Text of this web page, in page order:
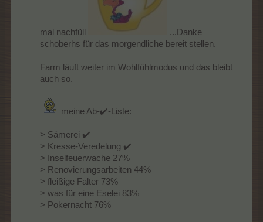
mal nachfüll
...Danke
schoberhs für das morgendliche bereit stellen.
Farm läuft weiter im Wohlfühlmodus und das bleibt
auch so.
meine Ab-✔️-Liste:
> Sämerei ✔️
> Kresse-Veredelung ✔️
> Inselfeuerwache 27%
> Renovierungsarbeiten 44%
> fleißige Falter 73%
> was für eine Eselei 83%
> Pokernacht 76%